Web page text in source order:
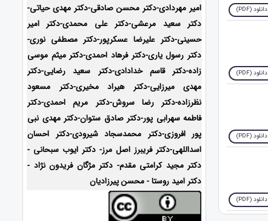
دانلود (PDF)
دانلود (PDF)
دانلود (PDF)
دانلود (PDF)
امیر مهردادی-دکتر محسن صادقی-دکتر مهدی حیاتی-
دکتر سعید مرعشی-دکتر علی محمدی-دکتر امیر
حسینی-دکتر علیرضا عسکرپور-دکتر مصطفی نوری-
دکتر رسول یاری-دکتر فرهاد احمدی-دکتر میثم موسی
زاده-دکتر قاسم خدادادی-دکتر سعید رضایی-دکتر
مهدی میرزایی-دکتر هیراد مخیری-دکتر مسعود
نظرزاده-دکتر رضا سروش-دکتر مریم احمدی-دکتر
فاطمه سهرابی پور-دکتر صادق ستوان-دکتر مهدی نبی
پور افروزی-دکتر محمدسجاد شیرودی-دکتر احسان
اسداللهی-دکتر فریبرز اصل مرز- دکتر ایوب سبحانی -
دکتر مجید کرامتی مقدم- دکتر مژگان فریدون نژاد -
دکتر امید روستا - محسن پیرزادیان